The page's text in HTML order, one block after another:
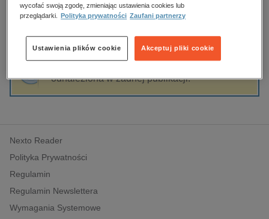
biznesowe, branżowe, gospodarka
edukacja
hobby, sport, rozrywka
komputery, internet, technologie, informatyka
polityka, społeczno-informacyjne
psychologiczne
inne
popularno-naukowe
historia
Sortowanie Filtrowanie
odnaleziona w żadnej publikacji.
Nexto Reader
Polityka Prywatności
Regulamin
Regulamin Newslettera
Wymagania Systemowe
wycofać swoją zgodę, zmieniając ustawienia cookies lub
przeglądarki.
Polityka prywatności Zaufani partnerzy
Akceptuj pliki cookie
Ustawienia plików cookie